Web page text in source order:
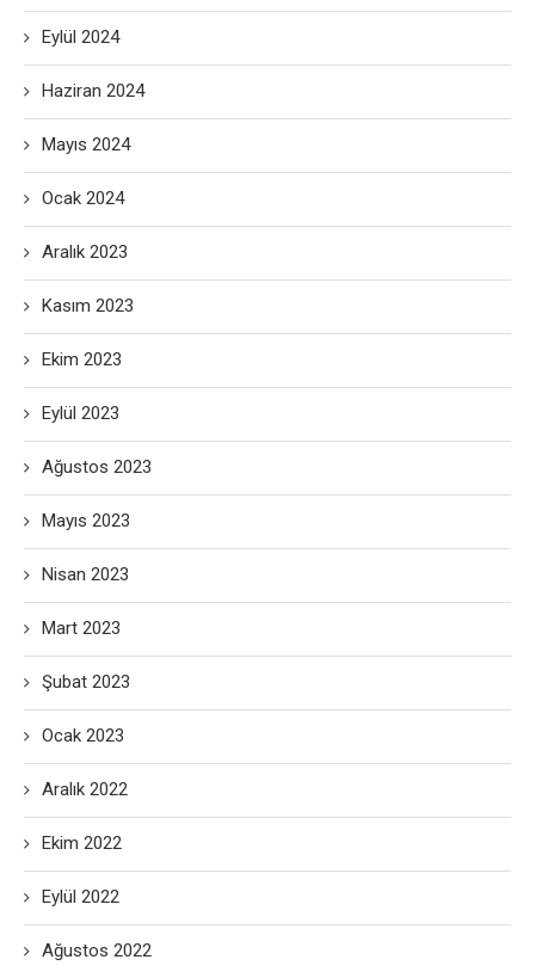
Eylül 2024
Haziran 2024
Mayıs 2024
Ocak 2024
Aralık 2023
Kasım 2023
Ekim 2023
Eylül 2023
Ağustos 2023
Mayıs 2023
Nisan 2023
Mart 2023
Şubat 2023
Ocak 2023
Aralık 2022
Ekim 2022
Eylül 2022
Ağustos 2022